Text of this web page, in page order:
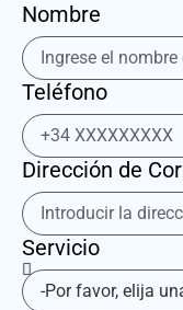
Nombre
Teléfono
Dirección de
Servicio